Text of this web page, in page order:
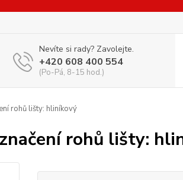
Nevíte si rady? Zavolejte.
+420 608 400 554
(Po-Pá, 8-15 hod.)
rohů lišty: hliníkový
rohů lišty: